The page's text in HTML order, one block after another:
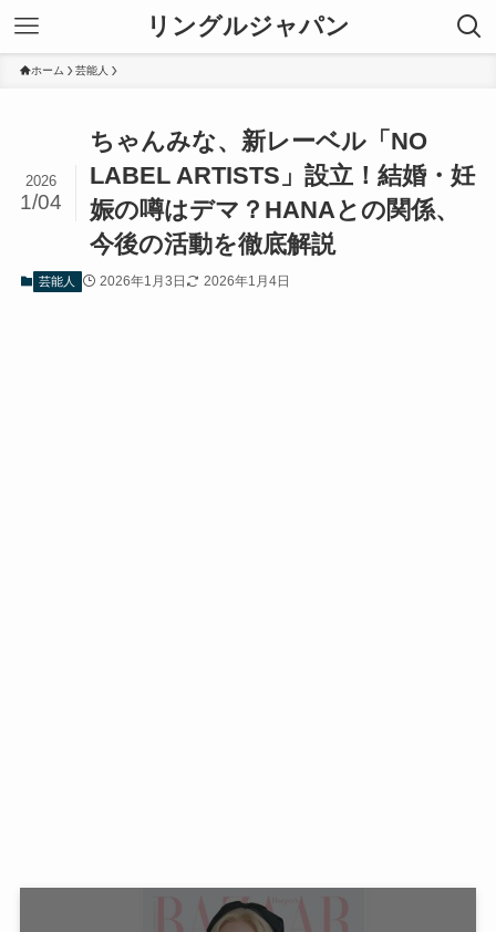
リングルジャパン
ホーム 芸能人
ちゃんみな、新レーベル「NO
LABEL ARTISTS」設立！結婚・妊
娠の噂はデマ？HANAとの関係、
今後の活動を徹底解説
2026
1/04
芸能人 2026年1月3日 2026年1月4日